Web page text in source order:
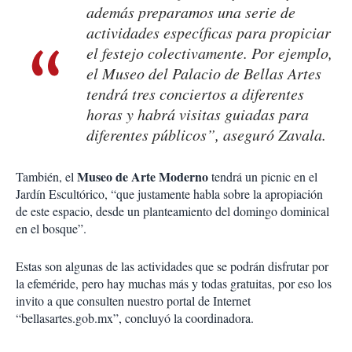
además preparamos una serie de
actividades específicas para propiciar
el festejo colectivamente. Por ejemplo,
el Museo del Palacio de Bellas Artes
tendrá tres conciertos a diferentes
horas y habrá visitas guiadas para
diferentes públicos”, aseguró Zavala.
También, elMuseo de Arte Modernotendrá un picnic en el
Jardín Escultórico, “que justamente habla sobre la apropiación
de este espacio, desde un planteamiento del domingo dominical
en el bosque”.
Estas son algunas de las actividades que se podrán disfrutar por
la efeméride, pero hay muchas más y todas gratuitas, por eso los
invito a que consulten nuestro portal de Internet
“bellasartes.gob.mx”, concluyó la coordinadora.